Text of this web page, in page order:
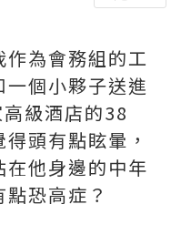
為會務組的工
個小夥子送進
級酒店的38
頭有點眩暈，
他身邊的中年
恐高症？